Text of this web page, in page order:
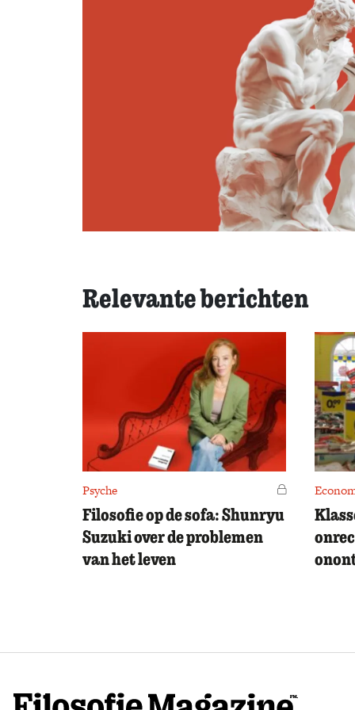
Relevante berichten
Psyche Voor leden
Filosofie op de sofa: Shunryu
Suzuki over de problemen
van het leven